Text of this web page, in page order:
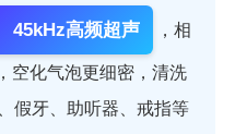
45kHz高频超声 ，相
空化气泡更细密，清洗
假牙、助听器、戒指等